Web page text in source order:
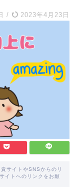
/ 2023年4月23日
サイトやSNSからのリ
イトへのリンクをお願